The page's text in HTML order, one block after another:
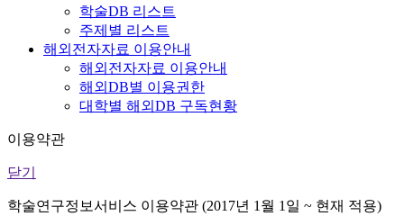
학술DB 리스트
주제별 리스트
해외전자자료 이용안내
해외전자자료 이용안내
해외DB별 이용권한
대학별 해외DB 구독현황
이용약관
닫기
학술연구정보서비스 이용약관 (2017년 1월 1일 ~ 현재 적용)